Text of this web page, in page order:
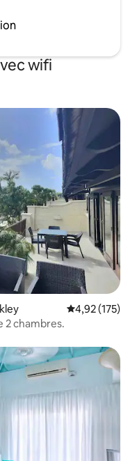
wifi
Évaluation
4,92 (175)
2 chambres.